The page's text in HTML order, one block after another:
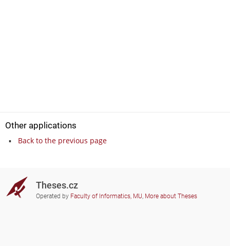
Other applications
Back to the previous page
Theses.cz
Operated by Faculty of Informatics, MU, More about Theses